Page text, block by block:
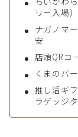
リー入場）
ナガノマ
安
店頭QRコ
くまのバ
推し活ギ
ラゲッジ